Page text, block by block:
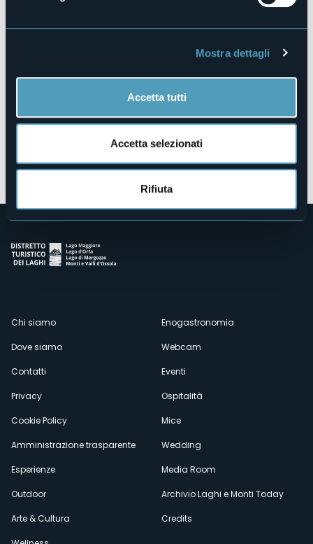
Mostra dettagli
Accetta tutti
Accetta selezionati
Rifiuta
Apri mappa
Menù
secondario
Chi siamo
Dove siamo
Contatti
Privacy
Cookie Policy
Amministrazione trasparente
Esperienze
Outdoor
Arte & Cultura
Enogastronomia
Webcam
Eventi
Ospitalità
Mice
Wedding
Media Room
Archivio Laghi e Monti Today
Credits